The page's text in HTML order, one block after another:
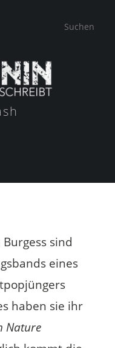
sind
eines
haben sie ihr
Nature